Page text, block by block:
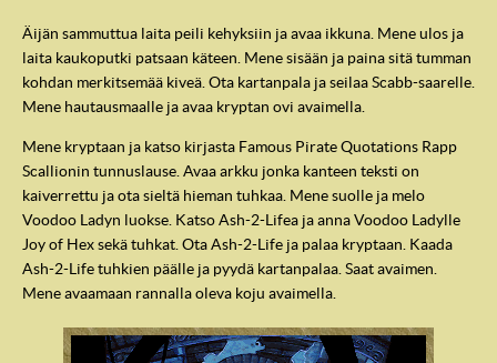
Äijän sammuttua laita peili kehyksiin ja avaa ikkuna. Mene ulos ja
laita kaukoputki patsaan käteen. Mene sisään ja paina sitä tumman
kohdan merkitsemää kiveä. Ota kartanpala ja seilaa Scabb-saarelle.
Mene hautausmaalle ja avaa kryptan ovi avaimella.
Mene kryptaan ja katso kirjasta Famous Pirate Quotations Rapp
Scallionin tunnuslause. Avaa arkku jonka kanteen teksti on
kaiverrettu ja ota sieltä hieman tuhkaa. Mene suolle ja melo
Voodoo Ladyn luokse. Katso Ash-2-Lifea ja anna Voodoo Ladylle
Joy of Hex sekä tuhkat. Ota Ash-2-Life ja palaa kryptaan. Kaada
Ash-2-Life tuhkien päälle ja pyydä kartanpalaa. Saat avaimen.
Mene avaamaan rannalla oleva koju avaimella.